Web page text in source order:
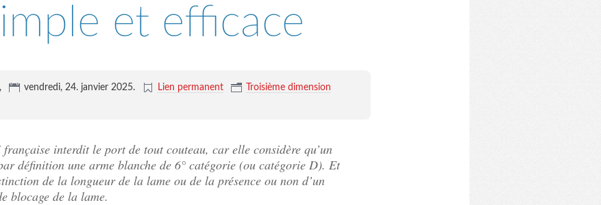
et efficace
, vendredi, 24. janvier 2025. Lien permanent
Troisième dimension
interdit le port de tout couteau, car elle considère qu’un
définition une arme blanche de 6° catégorie (ou catégorie D). Et
de la longueur de la lame ou de la présence ou non d’un
blocage de la lame.